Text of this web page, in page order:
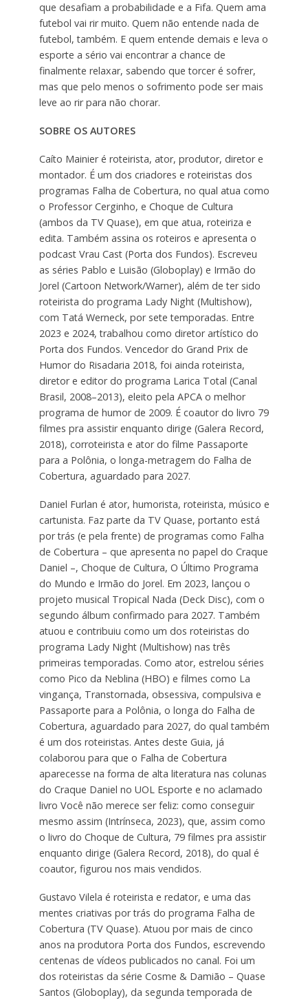
que desafiam a probabilidade e a Fifa. Quem ama
futebol vai rir muito. Quem não entende nada de
futebol, também. E quem entende demais e leva o
esporte a sério vai encontrar a chance de
finalmente relaxar, sabendo que torcer é sofrer,
mas que pelo menos o sofrimento pode ser mais
leve ao rir para não chorar.
SOBRE OS AUTORES
Caíto Mainier é roteirista, ator, produtor, diretor e
montador. É um dos criadores e roteiristas dos
programas Falha de Cobertura, no qual atua como
o Professor Cerginho, e Choque de Cultura
(ambos da TV Quase), em que atua, roteiriza e
edita. Também assina os roteiros e apresenta o
podcast Vrau Cast (Porta dos Fundos). Escreveu
as séries Pablo e Luisão (Globoplay) e Irmão do
Jorel (Cartoon Network/Warner), além de ter sido
roteirista do programa Lady Night (Multishow),
com Tatá Werneck, por sete temporadas. Entre
2023 e 2024, trabalhou como diretor artístico do
Porta dos Fundos. Vencedor do Grand Prix de
Humor do Risadaria 2018, foi ainda roteirista,
diretor e editor do programa Larica Total (Canal
Brasil, 2008–2013), eleito pela APCA o melhor
programa de humor de 2009. É coautor do livro 79
filmes pra assistir enquanto dirige (Galera Record,
2018), corroteirista e ator do filme Passaporte
para a Polônia, o longa-metragem do Falha de
Cobertura, aguardado para 2027.
Daniel Furlan é ator, humorista, roteirista, músico e
cartunista. Faz parte da TV Quase, portanto está
por trás (e pela frente) de programas como Falha
de Cobertura – que apresenta no papel do Craque
Daniel –, Choque de Cultura, O Último Programa
do Mundo e Irmão do Jorel. Em 2023, lançou o
projeto musical Tropical Nada (Deck Disc), com o
segundo álbum confirmado para 2027. Também
atuou e contribuiu como um dos roteiristas do
programa Lady Night (Multishow) nas três
primeiras temporadas. Como ator, estrelou séries
como Pico da Neblina (HBO) e filmes como La
vingança, Transtornada, obsessiva, compulsiva e
Passaporte para a Polônia, o longa do Falha de
Cobertura, aguardado para 2027, do qual também
é um dos roteiristas. Antes deste Guia, já
colaborou para que o Falha de Cobertura
aparecesse na forma de alta literatura nas colunas
do Craque Daniel no UOL Esporte e no aclamado
livro Você não merece ser feliz: como conseguir
mesmo assim (Intrínseca, 2023), que, assim como
o livro do Choque de Cultura, 79 filmes pra assistir
enquanto dirige (Galera Record, 2018), do qual é
coautor, figurou nos mais vendidos.
Gustavo Vilela é roteirista e redator, e uma das
mentes criativas por trás do programa Falha de
Cobertura (TV Quase). Atuou por mais de cinco
anos na produtora Porta dos Fundos, escrevendo
centenas de vídeos publicados no canal. Foi um
dos roteiristas da série Cosme & Damião – Quase
Santos (Globoplay), da segunda temporada de